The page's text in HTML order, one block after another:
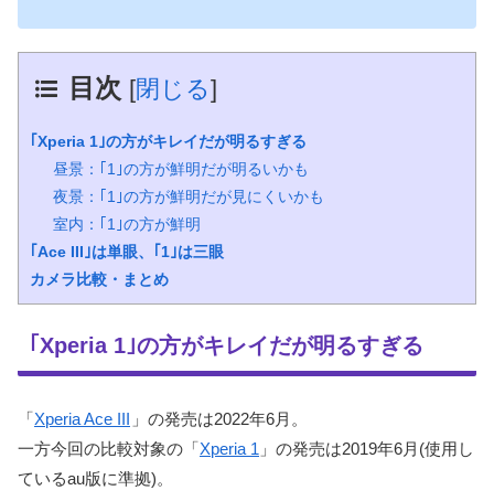
目次 [閉じる]
｢Xperia 1｣の方がキレイだが明るすぎる
昼景：｢1｣の方が鮮明だが明るいかも
夜景：｢1｣の方が鮮明だが見にくいかも
室内：｢1｣の方が鮮明
｢Ace III｣は単眼、｢1｣は三眼
カメラ比較・まとめ
｢Xperia 1｣の方がキレイだが明るすぎる
「Xperia Ace III 」の発売は2022年6月。
一方今回の比較対象の「Xperia 1 」の発売は2019年6月(使用し
ているau版に準拠)。